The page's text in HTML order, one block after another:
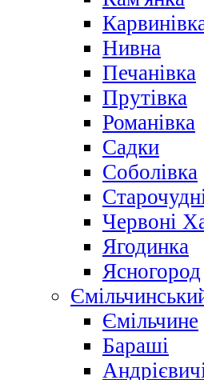
Нивна
Печанівка
Прутівка
Романівка
Садки
Соболівка
Червоні
Ягодинка
Ясногород
Ємільчине
Бараші